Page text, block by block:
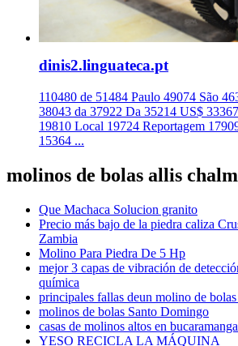
dinis2.linguateca.pt
110480 de 51484 Paulo 49074 São
38043 da 37922 Da 35214 US$
19810 Local 19724 Reportagem
15364 ...
molinos de bolas allis
Que Machaca Solucion granito
Precio más bajo de la piedra caliza
Zambia
Molino Para Piedra De 5 Hp
mejor 3 capas de vibración de
química
principales fallas deun molino de
molinos de bolas Santo Domingo
casas de molinos altos en
YESO RECICLA LA MÁQUINA